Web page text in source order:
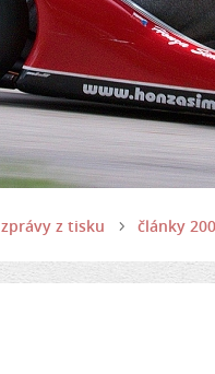
zprávy z tisku články